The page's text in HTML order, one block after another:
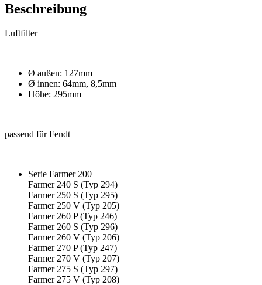
Beschreibung
Luftfilter
Ø außen: 127mm
Ø innen: 64mm, 8,5mm
Höhe: 295mm
passend für Fendt
Serie Farmer 200
Farmer 240 S (Typ 294)
Farmer 250 S (Typ 295)
Farmer 250 V (Typ 205)
Farmer 260 P (Typ 246)
Farmer 260 S (Typ 296)
Farmer 260 V (Typ 206)
Farmer 270 P (Typ 247)
Farmer 270 V (Typ 207)
Farmer 275 S (Typ 297)
Farmer 275 V (Typ 208)